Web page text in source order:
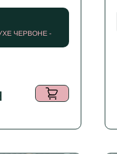
ЧЕРВОНЕ -